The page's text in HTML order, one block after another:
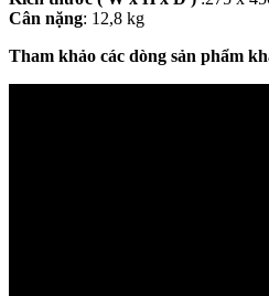
Cân nặng: 12,8 kg
Tham khảo các dòng sản phẩm